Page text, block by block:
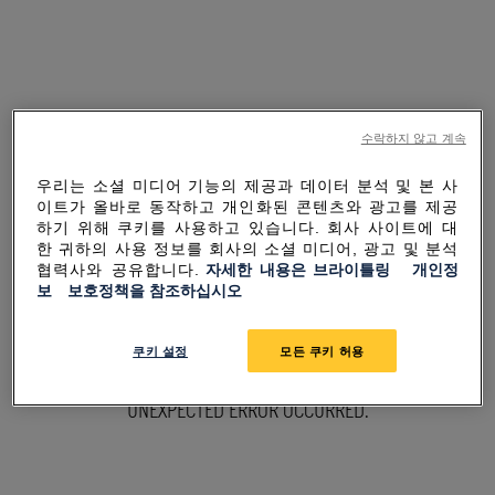
SORRY FOR THE
INCONVENIENCE
UNEXPECTED ERROR OCCURRED.
우리는 소셜 미디어 기능의 제공과 데이터 분석 및 본 사
이트가 올바로 동작하고 개인화된 콘텐츠와 광고를 제공
하기 위해 쿠키를 사용하고 있습니다. 회사 사이트에 대
한 귀하의 사용 정보를 회사의 소셜 미디어, 광고 및 분석
협력사와 공유합니다. 자세한 내용은 브라이틀링 개인정
보 보호정책을 참조하십시오
쿠키 설정 모든 쿠키 허용
수락하지 않고 계속